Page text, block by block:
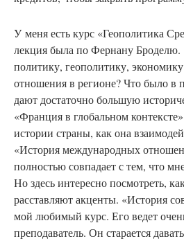
У меня есть курс «Геополитика
лекция была по Фернану
политику, геополитику,
отношения в регионе? Что было в
дают достаточно большую
«Франция в глобальном
истории страны, как она
«История международных
полностью совпадает с тем, что
Но здесь интересно посмотреть,
расставляют акценты. «История
мой любимый курс. Его ведет
преподаватель. Он старается